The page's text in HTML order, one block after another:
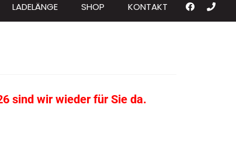
LADELÄNGE SHOP KONTAKT
sind wir wieder für Sie da.